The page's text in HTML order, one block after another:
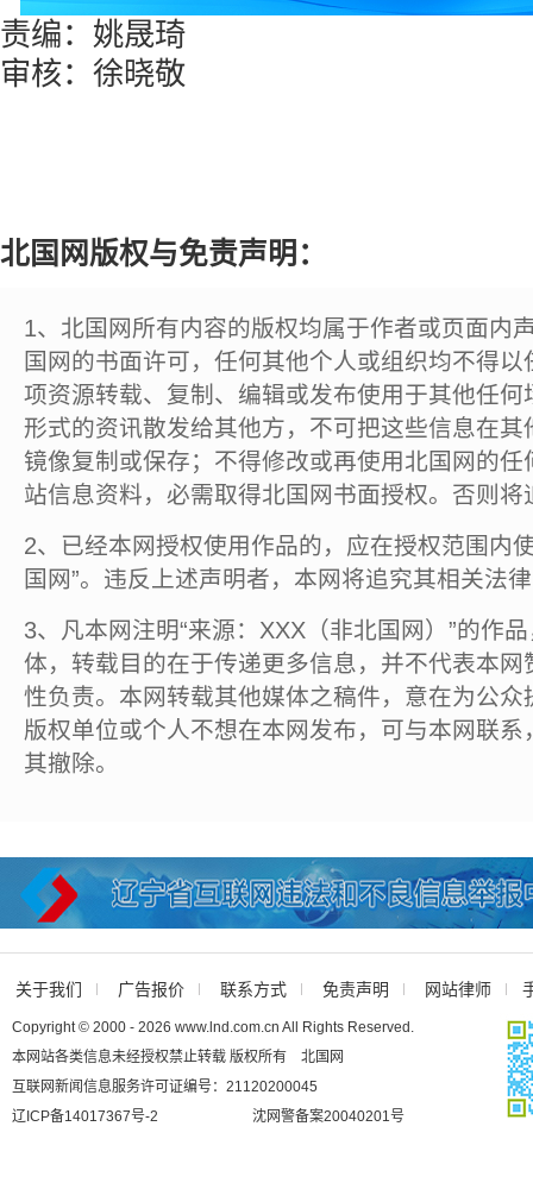
责编：姚晟琦
审核：徐晓敬
北国网版权与免责声明：
1、北国网所有内容的版权均属于作者或页面内
国网的书面许可，任何其他个人或组织均不得
项资源转载、复制、编辑或发布使用于其他任
形式的资讯散发给其他方，不可把这些信息在
镜像复制或保存；不得修改或再使用北国网的
站信息资料，必需取得北国网书面授权。否则将
2、已经本网授权使用作品的，应在授权范围内
国网”。违反上述声明者，本网将追究其相关法
3、凡本网注明“来源：XXX（非北国网）”的作
体，转载目的在于传递更多信息，并不代表本
性负责。本网转载其他媒体之稿件，意在为公
版权单位或个人不想在本网发布，可与本网联
其撤除。
关于我们 广告报价 联系方式 免责声明 网站律师
Copyright © 2000 - 2026 www.lnd.com.cn All Rights Reserved.
本网站各类信息未经授权禁止转载 版权所有 北国网
互联网新闻信息服务许可证编号：21120200045
辽ICP备14017367号-2
沈网警备案20040201号